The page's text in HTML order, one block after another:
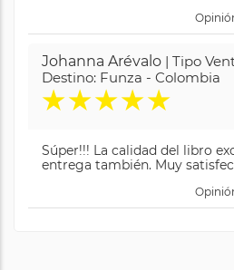
Johanna Arévalo | Tipo
Destino: Funza - Colombia
★★★★★
Súper!!! La calidad del libro
entrega también. Muy